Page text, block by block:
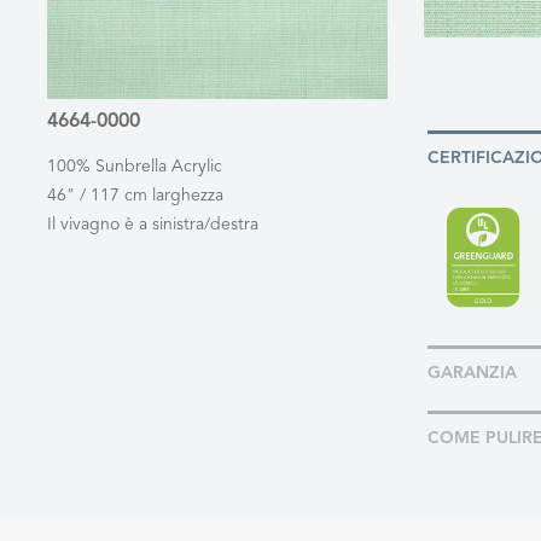
4664-0000
100% Sunbrella Acrylic
46" / 117 cm larghezza
Il vivagno è a sinistra/destra
GARANZIA
COME